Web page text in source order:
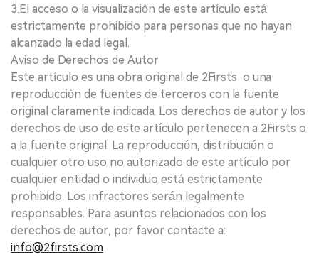
3.El acceso o la visualización de este artículo está
estrictamente prohibido para personas que no hayan
alcanzado la edad legal.
Aviso de Derechos de Autor
Este artículo es una obra original de 2Firsts o una
reproducción de fuentes de terceros con la fuente
original claramente indicada. Los derechos de autor y los
derechos de uso de este artículo pertenecen a 2Firsts o
a la fuente original. La reproducción, distribución o
cualquier otro uso no autorizado de este artículo por
cualquier entidad o individuo está estrictamente
prohibido. Los infractores serán legalmente
responsables. Para asuntos relacionados con los
derechos de autor, por favor contacte a:
info@2firsts.com